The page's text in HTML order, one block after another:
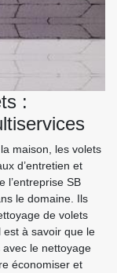
:
maison, les volets
d’entretien et
l’entreprise SB
le domaine. Ils
de volets
est à savoir que le
le nettoyage
économiser et